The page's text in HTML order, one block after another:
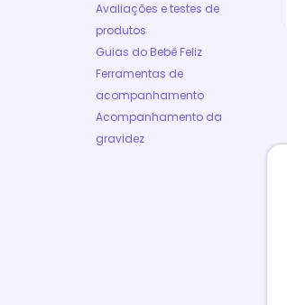
Avaliações e testes de
produtos
Guias do Bebê Feliz
Ferramentas de
acompanhamento
Acompanhamento da
gravidez